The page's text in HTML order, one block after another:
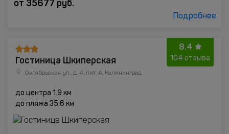
от 35677 руб.
Подробнее
8.4
104 отзыва
Гостиница Шкиперская
Октябрьская ул., д. 4, лит. А, Калининград
до центра 1.9 км
до пляжа 35.6 км